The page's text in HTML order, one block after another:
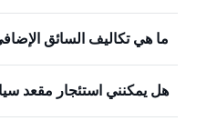
ما هي تكاليف السائق
هل يمكنني استئجار مقعد